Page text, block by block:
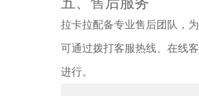
拉卡拉配备专业售后团队，
可通过拨打客服热线、在线
进行。